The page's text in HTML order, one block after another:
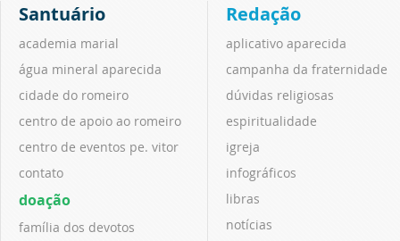
Santuário
academia marial
água mineral aparecida
cidade do romeiro
centro de apoio ao romeiro
centro de eventos pe. vitor
contato
doação
família dos devotos
Redação
aplicativo aparecida
campanha da fraternidade
dúvidas religiosas
espiritualidade
igreja
infográficos
libras
notícias